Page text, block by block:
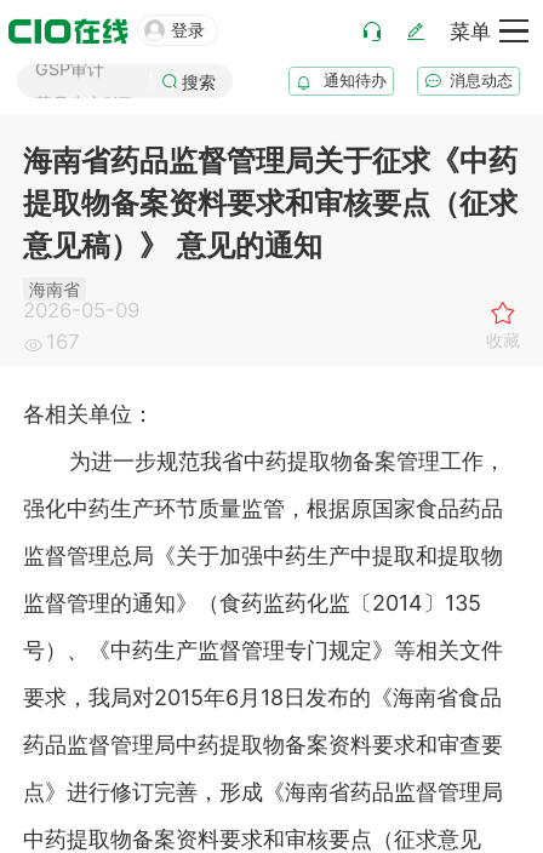
 登录 菜单
GSP审计
药品生产B证
医疗器械注册
药品注册
药品上市后变更
搜索 通知待办 消息动态
海南省药品监督管理局关于征求《中药
提取物备案资料要求和审核要点（征求
意见稿）》 意见的通知
海南省
2026-05-09
167
收藏
各相关单位：
为进一步规范我省中药提取物备案管理工作，
强化中药生产环节质量监管，根据原国家食品药品
监督管理总局《关于加强中药生产中提取和提取物
监督管理的通知》（食药监药化监〔2014〕135
号）、《中药生产监督管理专门规定》等相关文件
要求，我局对2015年6月18日发布的《海南省食品
药品监督管理局中药提取物备案资料要求和审查要
点》进行修订完善，形成《海南省药品监督管理局
中药提取物备案资料要求和审核要点（征求意见